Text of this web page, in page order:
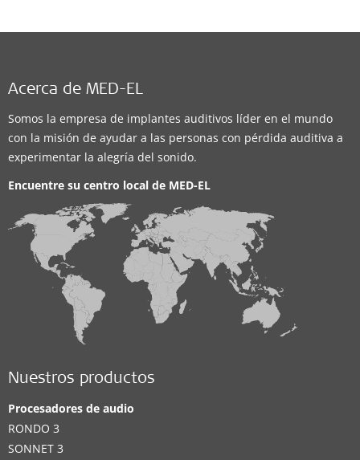
Acerca de MED-EL
Somos la empresa de implantes auditivos líder en el mundo
con la misión de ayudar a las personas con pérdida auditiva a
experimentar la alegría del sonido.
Encuentre su centro local de MED-EL
Nuestros productos
Procesadores de audio
RONDO 3
SONNET 3